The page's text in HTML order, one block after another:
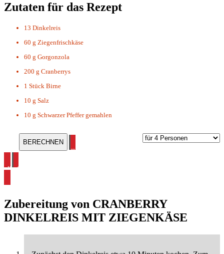
Zutaten für das Rezept
13 Dinkelreis
60 g Ziegenfrischkäse
60 g Gorgonzola
200 g Cranberrys
1 Stück Birne
10 g Salz
10 g Schwarzer Pfeffer gemahlen
alle Cranberry Rezepte ansehen
alle Salat Rezepte ansehen
Zubereitung von CRANBERRY
DINKELREIS MIT ZIEGENKÄSE